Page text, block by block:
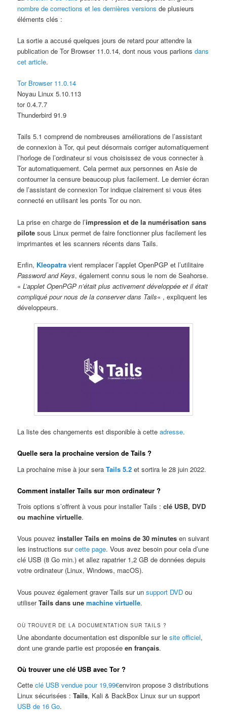
nombre de corrections et les dernières versions de plusieurs
éléments clés :
La sortie a accusé quelques jours de retard pour attendre la
publication de Tor Browser 11.0.14, dont nous vous parlionsdans
cet article.
Tor Browser 11.0.14
Noyau Linux 5.10.113
tor 0.4.7.7
Thunderbird 91.9
Tails 5.1 comprend de nombreuses améliorations de l’assistant
de connexion à Tor, qui peut désormais corriger automatiquement
l’horloge de l’ordinateur si vous choisissez de vous connecter à
Tor automatiquement. Cela permet aux personnes en Asie de
contourner la censure beaucoup plus facilement. Le dernier écran
de l’assistant de connexion Tor indique clairement si vous êtes
connecté en utilisant les ponts Tor ou non.
La prise en charge de l’impression et de la numérisation sans
pilote sous Linux permet de faire fonctionner plus facilement les
imprimantes et les scanners récents dans Tails.
Enfin, Kleopatra vient remplacer l’applet OpenPGP et l’utilitaire
Password and Keys, également connu sous le nom de Seahorse.
«L’applet OpenPGP n’était plus activement développée et il était
compliqué pour nous de la conserver dans Tails« , expliquent les
développeurs.
La liste des changements est disponible à cetteadresse.
Quelle sera la prochaine version de Tails ?
La prochaine mise à jour seraTails 5.2 et sortira le 28 juin 2022.
Comment installer Tails sur mon ordinateur ?
Trois options s’offrent à vous pour installer Tails :clé USB, DVD
ou machine virtuelle.
Vous pouvezinstaller Tails en moins de 30 minutes en suivant
les instructions surcette page. Vous avez besoin pour cela d’une
clé USB (8 Go min.) et allez rapatrier 1,2 GB de données depuis
votre ordinateur (Linux, Windows, macOS).
Vous pouvez également graver Tails sur unsupport DVD ou
utiliserTails dans unemachine virtuelle.
OÙ TROUVER DE LA DOCUMENTATION SUR TAILS ?
Une abondante documentation est disponible sur lesite officiel,
dont une grande partie est proposéeen français.
Où trouver une clé USB avec Tor ?
Cetteclé USB vendue pour 19,99€environ propose 3 distributions
Linux sécurisées :Tails, Kali & BackBox Linux sur un support
USB de 16 Go.